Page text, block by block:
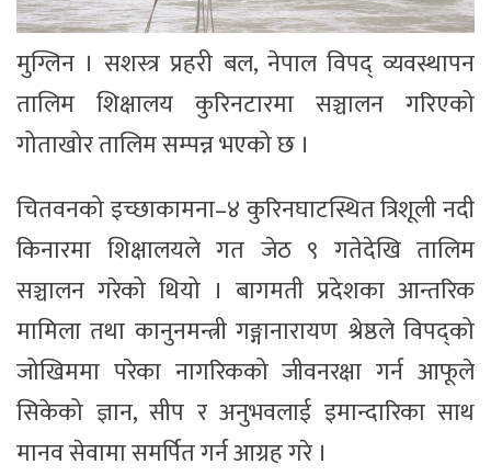
मुग्लिन । सशस्त्र प्रहरी बल, नेपाल विपद् व्यवस्थापन
तालिम शिक्षालय कुरिनटारमा सञ्चालन गरिएको
गोताखोर तालिम सम्पन्न भएको छ ।
चितवनको इच्छाकामना–४ कुरिनघाटस्थित त्रिशूली नदी
किनारमा शिक्षालयले गत जेठ ९ गतेदेखि तालिम
सञ्चालन गरेको थियो । बागमती प्रदेशका आन्तरिक
मामिला तथा कानुनमन्त्री गङ्गानारायण श्रेष्ठले विपद्को
जोखिममा परेका नागरिकको जीवनरक्षा गर्न आफूले
सिकेको ज्ञान, सीप र अनुभवलाई इमान्दारिका साथ
मानव सेवामा समर्पित गर्न आग्रह गरे ।